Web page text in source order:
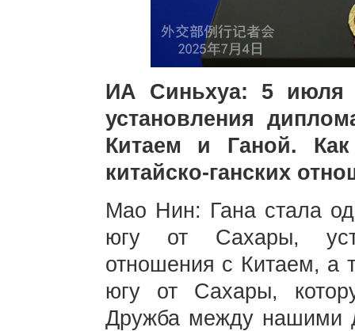
ИА Синьхуа: 5 июля
установления
Китаем и Ганой. Как
китайско-ганских
Мао Нин: Гана стала
югу от Сахары,
отношения с Китаем, а
югу от Сахары,
Дружба между нашими